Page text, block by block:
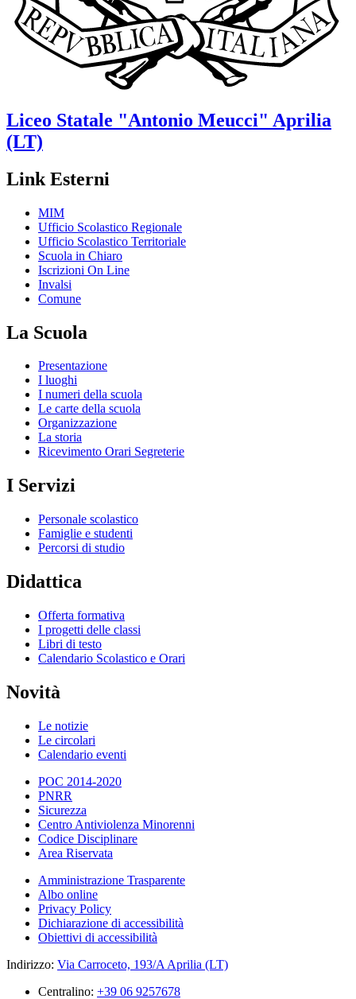
Liceo Statale "Antonio Meucci" Aprilia
(LT)
Link Esterni
MIM
Ufficio Scolastico Regionale
Ufficio Scolastico Territoriale
Scuola in Chiaro
Iscrizioni On Line
Invalsi
Comune
La Scuola
Presentazione
I luoghi
I numeri della scuola
Le carte della scuola
Organizzazione
La storia
Ricevimento Orari Segreterie
I Servizi
Personale scolastico
Famiglie e studenti
Percorsi di studio
Didattica
Offerta formativa
I progetti delle classi
Libri di testo
Calendario Scolastico e Orari
Novità
Le notizie
Le circolari
Calendario eventi
POC 2014-2020
PNRR
Sicurezza
Centro Antiviolenza Minorenni
Codice Disciplinare
Area Riservata
Amministrazione Trasparente
Albo online
Privacy Policy
Dichiarazione di accessibilità
Obiettivi di accessibilità
Indirizzo: Via Carroceto, 193/A Aprilia (LT)
Centralino: +39 06 9257678